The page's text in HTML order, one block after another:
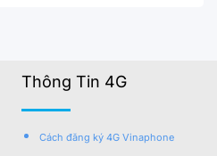
Thông Tin 4G
Cách đăng ký 4G Vinaphone